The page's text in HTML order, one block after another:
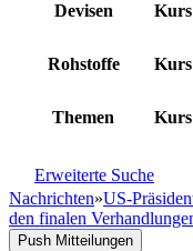
Devisen Kurs
Rohstoffe Kurs
Themen Kurs
Erweiterte Suche
Nachrichten»US-
den finalen
Push Mitteilungen